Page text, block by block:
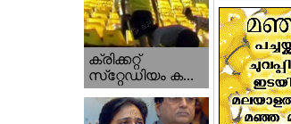
ക്രിക്കറ്റ്
സ്‌റ്റേഡിയം ക...